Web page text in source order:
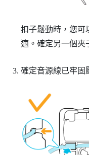
扣子鬆動時，您可
適。確定另一個夾
確定音源線已牢固